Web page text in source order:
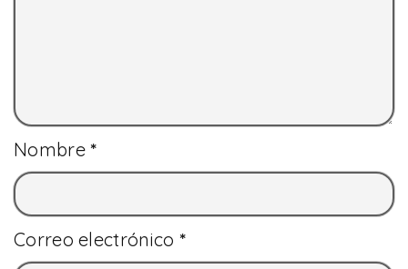
Nombre*
Correo electrónico *